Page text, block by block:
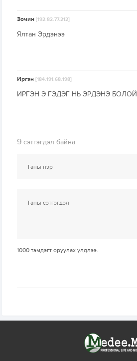
Зочин[192.82.77.212]
Ялтан Эрдэнээ
Иргэн[184.191.68.198]
ИРГЭН Э ГЭДЭГ НЬ ЭРДЭНЭ БОЛОЙ
9 сэтгэгдэл байна
1000 тэмдэгт оруулах үлдлээ.